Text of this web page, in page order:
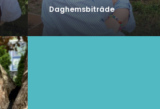
Daghemsbiträde